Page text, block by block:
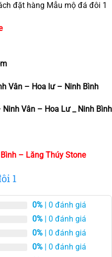
đặt hàng Mẫu mộ đá đôi 1
Vân – Hoa lư – Ninh Bình
Vân – Hoa Lư _ Ninh Bình
– Lăng Thúy Stone
1
0% | 0 đánh giá
0% | 0 đánh giá
0% | 0 đánh giá
0% | 0 đánh giá